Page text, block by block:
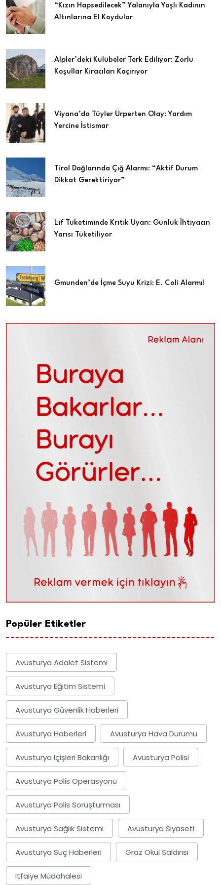
“Kızın Hapsedilecek” Yalanıyla Yaşlı Kadının
Altınlarına El Koydular
Alpler’deki Kulübeler Terk Ediliyor: Zorlu
Koşullar Kiracıları Kaçırıyor
Viyana’da Tüyler Ürperten Olay: Yardım
Yercine İstismar
Tirol Dağlarında Çığ Alarmı: “Aktif Durum
Dikkat Gerektiriyor”
Lif Tüketiminde Kritik Uyarı: Günlük İhtiyacın
Yarısı Tüketiliyor
Gmunden’de İçme Suyu Krizi: E. Coli Alarmı!
Popüler Etiketler
Avusturya Adalet Sistemi
Avusturya Eğitim Sistemi
Avusturya Güvenlik Haberleri
Avusturya Haberleri Avusturya Hava Durumu
Avusturya Içişleri Bakanlığı Avusturya Polisi
Avusturya Polis Operasyonu
Avusturya Polis Soruşturması
Avusturya Sağlık Sistemi Avusturya Siyaseti
Avusturya Suç Haberleri Graz Okul Saldırısı
Itfaiye Müdahalesi